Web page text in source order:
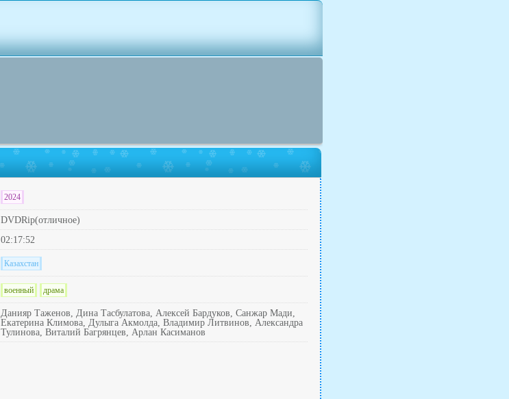
2024
DVDRip(отличное)
02:17:52
Казахстан
военный драма
Данияр Таженов, Дина Тасбулатова, Алексей Бардуков, Санжар Мади,
Екатерина Климова, Дулыга Акмолда, Владимир Литвинов, Александра
Тулинова, Виталий Багрянцев, Арлан Касиманов